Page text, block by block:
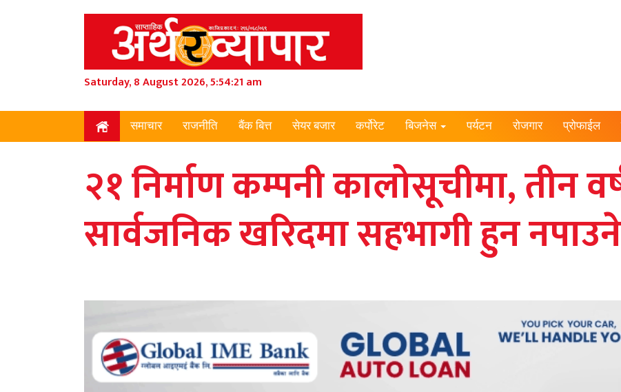
Saturday, 8 August 2026, 5:54:23 am
समाचार राजनीति बैंक बित्त सेयर बजार कर्पोरेट बिजनेस पर्यटन रोजगार प्रोफाईल
२१ निर्माण कम्पनी कालोसूचीमा, तीन
सार्वजनिक खरिदमा सहभागी हुन नपाउने